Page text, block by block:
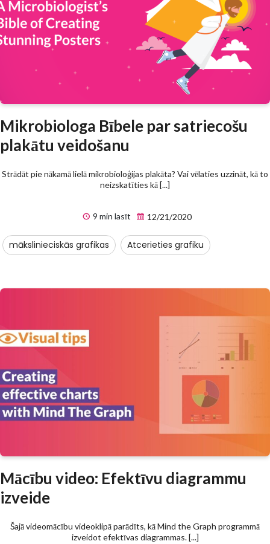
Mikrobiologa Bībele par satriecošu
plakātu veidošanu
Strādāt pie nākamā lielā mikrobioloģijas plakāta? Vai vēlaties uzzināt, kā to
neizskatīties kā [...]
9 min lasīt 12/21/2020
mākslinieciskās grafikas Atcerieties grafiku
Mācību video: Efektīvu diagrammu
izveide
Šajā videomācību videoklipā parādīts, kā Mind the Graph programmā
izveidot efektīvas diagrammas. [...]